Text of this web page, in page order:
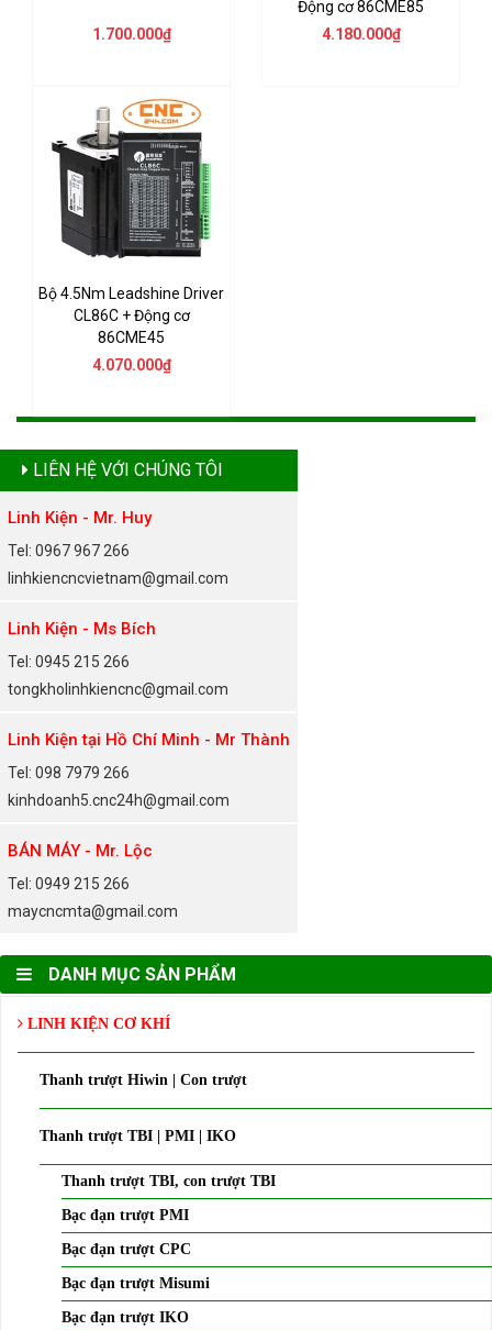
1.700.000₫
Động cơ 86CME85
4.180.000₫
Bộ 4.5Nm Leadshine Driver
CL86C + Động cơ
86CME45
4.070.000₫
LIÊN HỆ VỚI CHÚNG TÔI
Linh Kiện - Mr. Huy
Tel: 0967 967 266
linhkiencncvietnam@gmail.com
Linh Kiện - Ms Bích
Tel: 0945 215 266
tongkholinhkiencnc@gmail.com
Linh Kiện tại Hồ Chí Minh - Mr Thành
Tel: 098 7979 266
kinhdoanh5.cnc24h@gmail.com
BÁN MÁY - Mr. Lộc
Tel: 0949 215 266
maycncmta@gmail.com
DANH MỤC SẢN PHẨM
LINH KIỆN CƠ KHÍ
Thanh trượt Hiwin | Con trượt
Thanh trượt TBI | PMI | IKO
Thanh trượt TBI, con trượt TBI
Bạc đạn trượt PMI
Bạc đạn trượt CPC
Bạc đạn trượt Misumi
Bạc đạn trượt IKO